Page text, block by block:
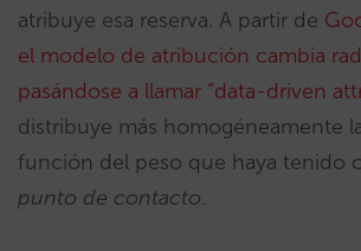
atribuye esa reserva. A partir de
el modelo de atribución cambia
pasándose a llamar “data-driven
distribuye más homogéneamente
función del peso que haya tenido
punto de contacto.